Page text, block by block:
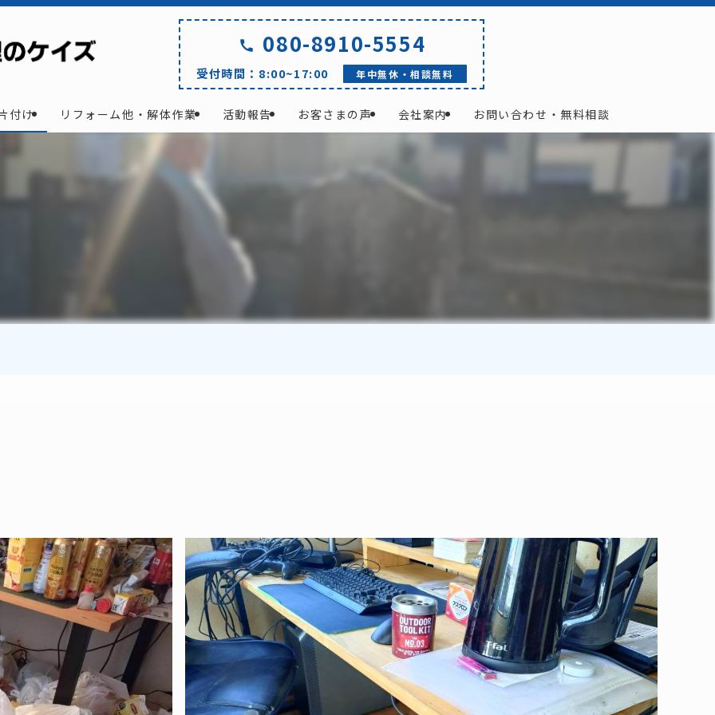
付け リフォーム他・解体作業 活動報告 お客さまの声 会社案内 お問い合わせ・無料相談
080-8910-5554
受付時間：8:00~17:00 年中無休・相談無料